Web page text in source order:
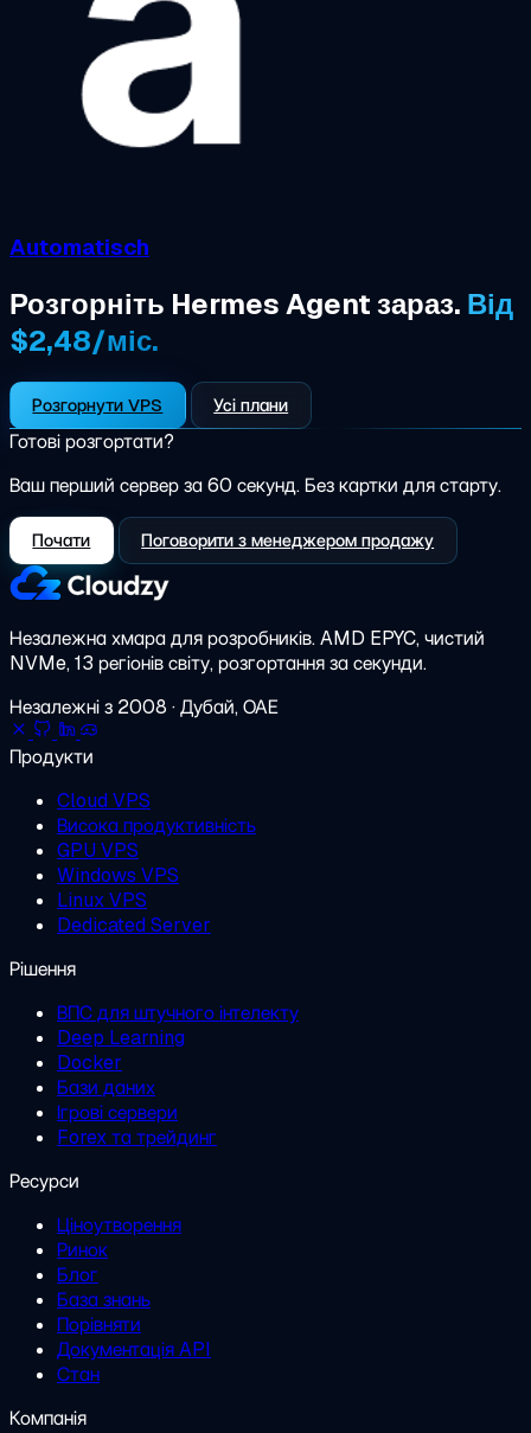
Automatisch
Розгорніть Hermes Agent зараз. Від
$2,48/міс.
Розгорнути VPS Усі плани
Готові розгортати?
Ваш перший сервер за 60 секунд. Без картки для старту.
Почати Поговорити з менеджером продажу
Незалежна хмара для розробників.AMD EPYC, чистий
NVMe, 13 регіонів світу, розгортання за секунди.
Незалежні з 2008 · Дубай, ОАЕ
Продукти
Cloud VPS
Висока продуктивність
GPU VPS
Windows VPS
Linux VPS
Dedicated Server
Рішення
ВПС для штучного інтелекту
Deep Learning
Docker
Бази даних
Ігрові сервери
Forex та трейдинг
Ресурси
Ціноутворення
Ринок
Блог
База знань
Порівняти
Документація API
Стан
Компанія